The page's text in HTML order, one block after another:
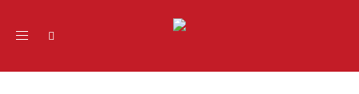
Toggle navigation